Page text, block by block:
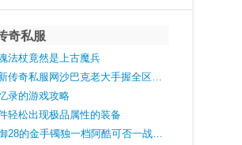
奇私服
法杖竟然是上古魔兵
传奇私服网沙巴克老大手握全区…
录的游戏攻略
轻松出现极品属性的装备
28的金手镯独一档阿酷可否一战…